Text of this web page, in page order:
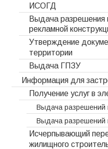
ИСОГД
Выдача разрешения
рекламной
Утверждение
территории
Выдача ГПЗУ
Информация для
Получение услуг в
Выдача разрешений
Выдача разрешений
Исчерпывающий
жилищного